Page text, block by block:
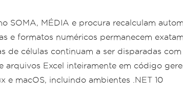
SOMA, MÉDIA e procura recalculam
e formatos numéricos permanecem
de células continuam a ser disparadas
arquivos Excel inteiramente em código
e macOS, incluindo ambientes .NET 10